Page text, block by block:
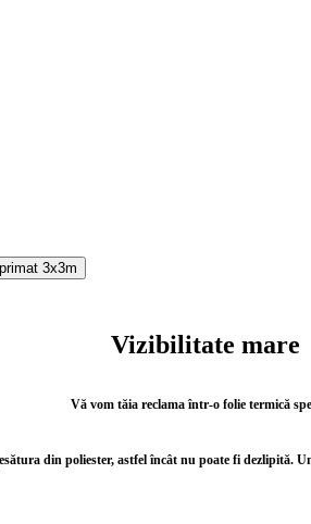
3x3m
Vizibilitate mare
Vă vom tăia reclama într-o folie termică
din poliester, astfel încât nu poate fi dezlipită.